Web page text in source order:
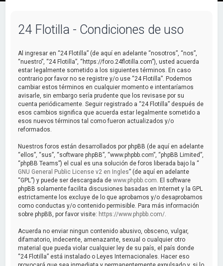
24 Flotilla - Condiciones de uso
Al ingresar en “24 Flotilla” (de aquí en adelante “nosotros”, “nos”,
“nuestro”, “24 Flotilla”, “https://foro.24flotilla.com”), usted acuerda
estar legalmente sometido a los siguientes términos. En caso
contrario por favor no se registre y/o use “24 Flotilla”. Podemos
cambiar estos términos en cualquier momento e intentaríamos
avisarle, sin embargo sería prudente que los revisase por su
cuenta periódicamente. Seguir registrado a “24 Flotilla” después de
esos cambios significa que acuerda estar legalmente sometido a
esos nuevos términos tal como fueron actualizados y/o
reformados.
Nuestros foros están desarrollados por phpBB (de aquí en adelante
“ellos”, “sus”, “software phpBB”, “www.phpbb.com”, “phpBB Limited”,
“phpBB Teams”) el cual es una solución de foros liberada bajo la “
GNU General Public License v2 en Ingles” (de aquí en adelante
“GPL”) y puede ser descargada dewww.phpbb.com . El software
phpBB solamente facilita discusiones basadas en Internet y la GPL
estrictamente los excluye de lo que aprobamos y/o desaprobamos
como conductas y/o contenido permisible. Para más información
sobre phpBB, por favor visite: https://www.phpbb.com/
Acuerda no enviar ningun contenido abusivo, obsceno, vulgar,
difamatorio, indecente, amenazante, sexual o cualquier otro
material que pueda violar cualquier ley de su país, el país donde
“24 Flotilla” está instalado o Leyes Internacionales. Hacer eso